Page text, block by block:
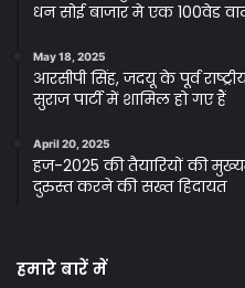
धन सोई बाजार मे एक 100वेड
May 18, 2025
आरसीपी सिंह, जदयू के पूर्व
सुराज पार्टी में शामिल हो गए हैं
April 20, 2025
हज-2025 की तैयारियों की
दुरुस्त करने की सख्त हिदायत
हमारे बारें में